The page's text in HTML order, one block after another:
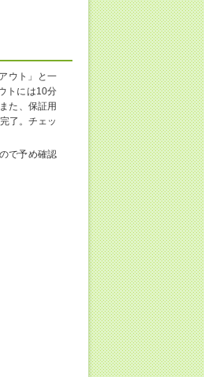
ウト」と一
トには10分
た、保証用
了。チェッ
で予め確認